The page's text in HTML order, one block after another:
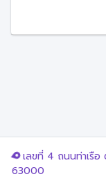
เลขที่ 4 ถนนท่าเรือ
63000